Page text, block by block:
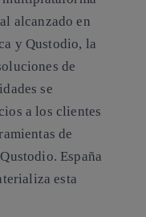
alcanzado en
y Qustodio, la
de
se
a los clientes
de
España
esta